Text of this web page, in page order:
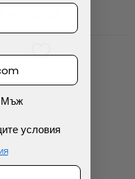
Мъж
условия
условия